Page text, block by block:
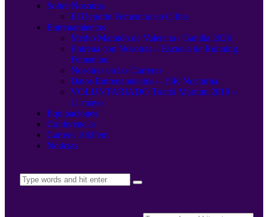
Sobre Nosotras
El Deporte Femenino en Cifras
Entrenamientos
Medio Maratón de Valencia / Gandía 2026
Entrena con Nosotras – Escuela de Running
Femenino
Nosotras en las Carreras
Datos Entrenamientos – 15K Nocturna
VOLUNTARIADO Triatló Maritim 2019 –
11 mayo
Equipaciones
Conferencias
Carrera 10kFem
Noticias